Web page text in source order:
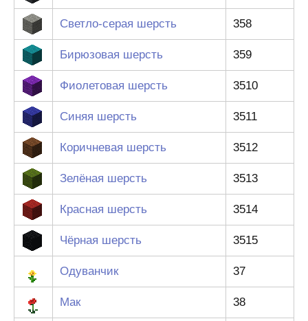
Светло-серая шерсть 358
Бирюзовая шерсть 359
Фиолетовая шерсть 3510
Синяя шерсть 3511
Коричневая шерсть 3512
Зелёная шерсть 3513
Красная шерсть 3514
Чёрная шерсть 3515
Одуванчик 37
Мак 38